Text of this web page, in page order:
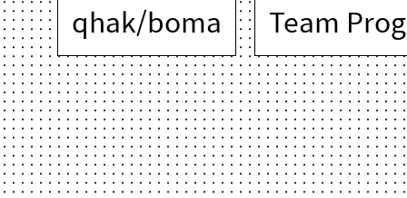
qhak/boma Team